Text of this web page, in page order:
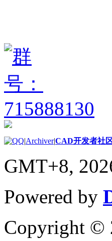
|Archiver|CAD开发者社
GMT+8,
Powered by
Copyright ©